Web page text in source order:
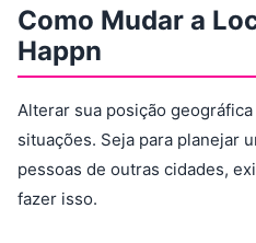
Como Mudar a
Happn
Alterar sua posição
situações. Seja para planejar
pessoas de outras cidades,
fazer isso.